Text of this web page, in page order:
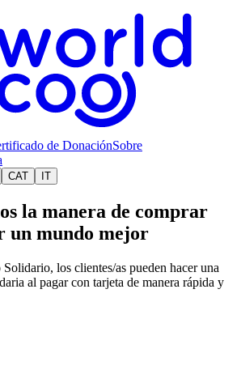
de DonaciónSobre
CAT IT
la manera de comprar
un mundo mejor
los clientes/as pueden hacer una
al pagar con tarjeta de manera rápida y